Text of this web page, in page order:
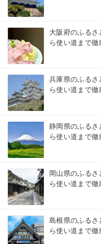
大阪府のふる
ら使い道まで徹
兵庫県のふるさ
ら使い道まで徹
静岡県のふるさ
ら使い道まで徹
岡山県のふる
ら使い道まで徹
島根県のふるさ
ら使い道まで徹